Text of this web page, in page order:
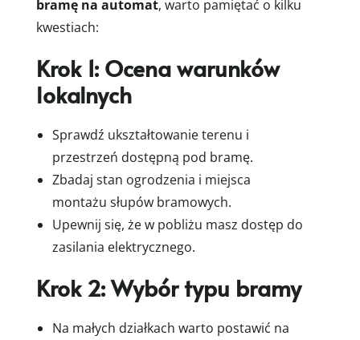
bramę na automat, warto pamiętać o kilku
kwestiach:
Krok 1: Ocena warunków
lokalnych
Sprawdź ukształtowanie terenu i
przestrzeń dostępną pod bramę.
Zbadaj stan ogrodzenia i miejsca
montażu słupów bramowych.
Upewnij się, że w pobliżu masz dostęp do
zasilania elektrycznego.
Krok 2: Wybór typu bramy
Na małych działkach warto postawić na